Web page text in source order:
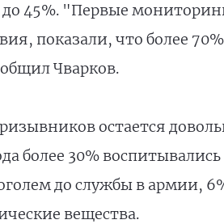
до 45%. "Первые
показали, что более
Чварков.
остается
более 30%
до службы в армии,
вещества.